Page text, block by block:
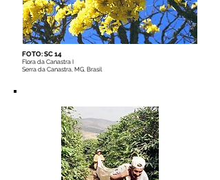
FOTO: SC 14
Flora da Canastra I
Serra da Canastra, MG, Brasil